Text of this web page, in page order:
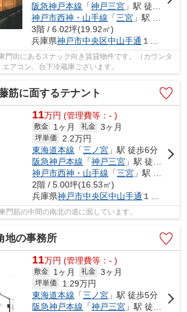
阪急神戸本線 「神戸三宮 」駅 徒歩5分
神戸市西神・山手線 「三宮 」駅 徒歩3分
3階 / 6.02坪(19.92㎡)
兵庫県神戸市中央区中山手通 １丁目
門街にあるスナック向き賃貸物件です。（カウンタ
アコン、台下冷蔵庫ございます。
筋に面するテナント
11万円 (管理費等：- )
敷金 1ヶ月 礼金 3ヶ月
坪単価 2.2万円
東海道本線 「三ノ宮 」駅 徒歩6分
阪急神戸本線 「神戸三宮 」駅 徒歩6分
神戸市西神・山手線 「三宮 」駅 徒歩5分
2階 / 5.00坪(16.53㎡)
兵庫県神戸市中央区中山手通 １丁目
門筋の中間の南北の道に面しています。
地の事務所
11万円 (管理費等：- )
敷金 1ヶ月 礼金 3ヶ月
坪単価 1.29万円
東海道本線 「三ノ宮 」駅 徒歩5分
阪急神戸本線 「神戸三宮 」駅 徒歩5分